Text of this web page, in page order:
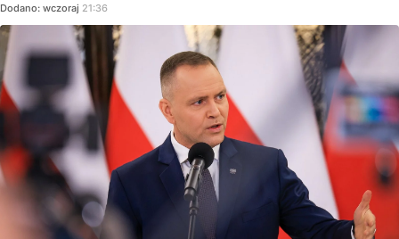
Dodano: wczoraj 21:36